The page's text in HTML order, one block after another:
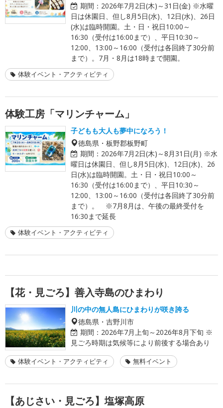
期間： 2026年7月2日(木)～31日(金) ※水曜
日は休園日、但し8月5日(水)、12日(水)、26日
(水)は臨時開園。土・日・祝日10:00～
16:30（受付は16:00まで）、平日10:30～
12:00、13:00～16:00（受付は各回終了30分前
まで）。7月・8月は18時まで開園。
体験イベント・アクティビティ
体験工房「マリンチャーム」
子どもも大人も夢中になろう！
徳島県・板野郡板野町
期間： 2026年7月2日(木)～8月31日(月) ※水
曜日は休園日、但し8月5日(水)、12日(水)、26
日(水)は臨時開園。土・日・祝日10:00～
16:30（受付は16:00まで）、平日10:30～
12:00、13:00～16:00（受付は各回終了30分前
まで）。 ※7月8月は、午後の最終受付を
16:30まで延長
体験イベント・アクティビティ
【花・見ごろ】善入寺島のひまわり
川の中の無人島にひまわりが咲き誇る
徳島県・吉野川市
期間： 2026年7月上旬～2026年8月下旬 ※
見ごろ時期は気候等により前後する場合あり
体験イベント・アクティビティ 無料イベント
【あじさい・見ごろ】塩塚高原